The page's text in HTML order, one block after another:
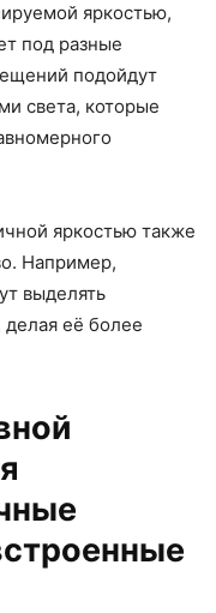
яркостью,
под разные
подойдут
света, которые
яркостью также
Например,
выделять
её более